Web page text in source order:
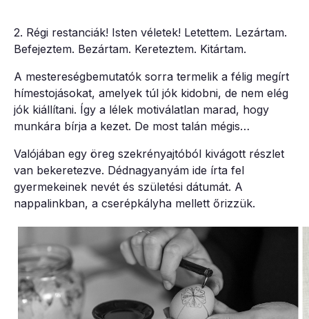
2. Régi restanciák! Isten véletek! Letettem. Lezártam.
Befejeztem. Bezártam. Kereteztem. Kitártam.
A mestereségbemutatók sorra termelik a félig megírt
hímestojásokat, amelyek túl jók kidobni, de nem elég
jók kiállítani. Így a lélek motiválatlan marad, hogy
munkára bírja a kezet. De most talán mégis…
Valójában egy öreg szekrényajtóból kivágott részlet
van bekeretezve. Dédnagyanyám ide írta fel
gyermekeinek nevét és születési dátumát. A
nappalinkban, a cserépkályha mellett őrizzük.